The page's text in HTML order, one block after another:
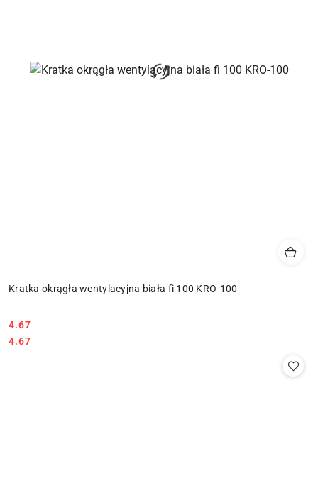
Kratka okrągła wentylacyjna biała fi 100 KRO-100
Cena:
4.67
Cena:
4.67